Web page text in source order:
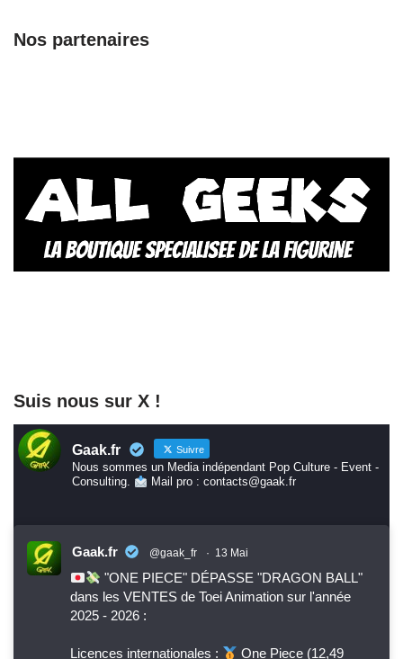
Nos partenaires
Suis nous sur X !
Gaak.fr Suivre
Nous sommes un Media indépendant Pop Culture - Event -
Consulting.
Mail pro : contacts@gaak.fr
Gaak.fr @gaak_fr · 13 Mai
"ONE PIECE" DÉPASSE "DRAGON BALL"
dans les VENTES de Toei Animation sur l'année
2025 - 2026 :
Licences internationales : One Piece (12,49